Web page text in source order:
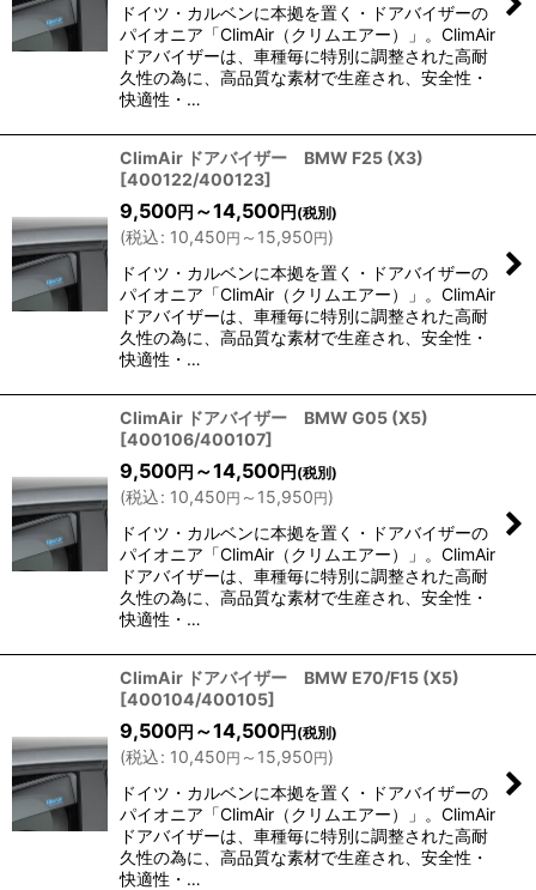
ドイツ・カルベンに本拠を置く・ドアバイザーの
パイオニア「ClimAir（クリムエアー）」。ClimAir
ドアバイザーは、車種毎に特別に調整された高耐
久性の為に、高品質な素材で生産され、安全性・
快適性・…
ClimAir ドアバイザー BMW F25 (X3)
[400122/400123]
9,500円 ～14,500円 (税別)
(税込: 10,450円 ～15,950円)
ドイツ・カルベンに本拠を置く・ドアバイザーの
パイオニア「ClimAir（クリムエアー）」。ClimAir
ドアバイザーは、車種毎に特別に調整された高耐
久性の為に、高品質な素材で生産され、安全性・
快適性・…
ClimAir ドアバイザー BMW G05 (X5)
[400106/400107]
9,500円 ～14,500円 (税別)
(税込: 10,450円 ～15,950円)
ドイツ・カルベンに本拠を置く・ドアバイザーの
パイオニア「ClimAir（クリムエアー）」。ClimAir
ドアバイザーは、車種毎に特別に調整された高耐
久性の為に、高品質な素材で生産され、安全性・
快適性・…
ClimAir ドアバイザー BMW E70/F15 (X5)
[400104/400105]
9,500円 ～14,500円 (税別)
(税込: 10,450円 ～15,950円)
ドイツ・カルベンに本拠を置く・ドアバイザーの
パイオニア「ClimAir（クリムエアー）」。ClimAir
ドアバイザーは、車種毎に特別に調整された高耐
久性の為に、高品質な素材で生産され、安全性・
快適性・…